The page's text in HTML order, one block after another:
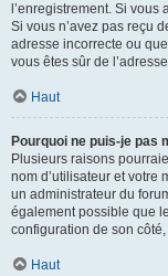
l’enregistrement. Si
Si vous n’avez pas reçu
adresse incorrecte ou
vous êtes sûr de
Haut
Pourquoi ne puis-je pas
Plusieurs raisons
nom d’utilisateur et votre
un administrateur du
également possible que
configuration de son
Haut